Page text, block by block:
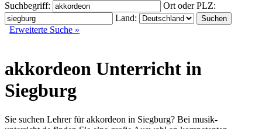
Suchbegriff:
Ort oder PLZ:
Land:
Erweiterte Suche »
akkordeon Unterricht in
Siegburg
Sie suchen Lehrer für akkordeon in Siegburg? Bei musik-